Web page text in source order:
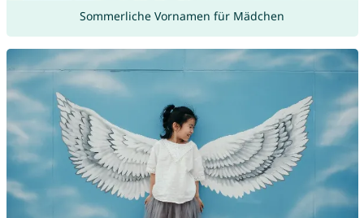
Sommerliche Vornamen für Mädchen